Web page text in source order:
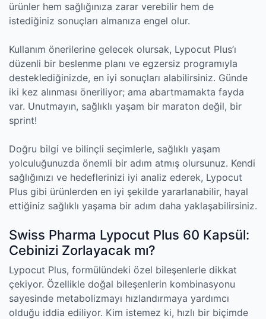
ürünler hem sağlığınıza zarar verebilir hem de
istediğiniz sonuçları almanıza engel olur.
Kullanım önerilerine gelecek olursak, Lypocut Plus’ı
düzenli bir beslenme planı ve egzersiz programıyla
desteklediğinizde, en iyi sonuçları alabilirsiniz. Günde
iki kez alınması öneriliyor; ama abartmamakta fayda
var. Unutmayın, sağlıklı yaşam bir maraton değil, bir
sprint!
Doğru bilgi ve bilinçli seçimlerle, sağlıklı yaşam
yolculuğunuzda önemli bir adım atmış olursunuz. Kendi
sağlığınızı ve hedeflerinizi iyi analiz ederek, Lypocut
Plus gibi ürünlerden en iyi şekilde yararlanabilir, hayal
ettiğiniz sağlıklı yaşama bir adım daha yaklaşabilirsiniz.
Swiss Pharma Lypocut Plus 60 Kapsül:
Cebinizi Zorlayacak mı?
Lypocut Plus, formülündeki özel bileşenlerle dikkat
çekiyor. Özellikle doğal bileşenlerin kombinasyonu
sayesinde metabolizmayı hızlandırmaya yardımcı
olduğu iddia ediliyor. Kim istemez ki, hızlı bir biçimde